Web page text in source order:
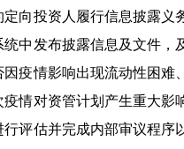
定向投资人履行信息披露义
统中发布披露信息及文件，
因疫情影响出现流动性困难
疫情对资管计划产生重大影
行评估并完成内部审议程序